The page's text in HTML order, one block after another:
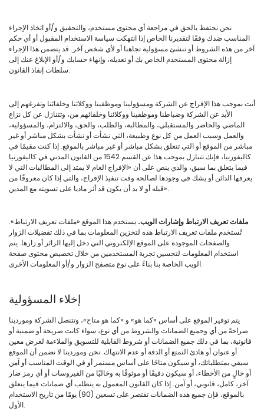
نحن نحتفظ بالحق في مراجعة أي محتوى مستخدم، والتحقيق و/أو اتخاذ الإجراء
المناسب ضدك وفقًا لتقديرنا الخاص إذا انتهكت سياسة الاستخدام المقبول أو أي حكم
آخر من هذه الشروط أو تنشئ مسؤولية تجاهنا أو لأي شخص آخر. قد يتضمن هذا الإجراء
إزالة محتوى المستخدم الخاص بك أو تعديله، وإنهاء حسابك و/أو الإبلاغ عنك إلى
سلطات إنفاذ القانون.
أنت بموجب هذا الإفراج عن الشركة ومسؤولينا وموظفينا ووكلائنا وخلفائنا وتفرغهم إلى
الأبد عن الشركة وضباطنا وموظفينا ووكلائنا وخلفائهم من، وتتنازل عن كل نزاع
الماضي والحاضر والمستقبلي، والمطالبة، والطلب، والحق، والالتزام، والمسؤولية،
والعمل وسبب العمل من كل نوع وطبيعة، التي نشأت أو نشأت بشكل مباشر أو غير
مباشر من الموقع أو التي تتعلق بشكل مباشر أو غير مباشر بالموقع. إذا كنت مقيمًا في
كاليفورنيا، فإنك تتنازل بموجب هذا عن القسم 1542 من القانون المدني في كاليفورنيا
فيما يتعلق بما سبق، والذي ينص على أن «الإفراج العام لا يمتد إلى المطالبات التي لا
يعرفها الدائن أو يشك في وجودها لصالحه وقت تنفيذ الإفراج، والتي إذا كان معروفًا من
قبله أو لا بد أن يكون قد أثر ماديا على تسويته مع المدين».
ملفات تعريف الارتباط وإشارات الويب. يستخدم هذا الموقع «ملفات تعريف الارتباط».
تُستخدم ملفات تعريف الارتباط هذه لتخزين المعلومات بما في ذلك تفضيلات الزوار
والصفحات الموجودة على الموقع الإلكتروني التي دخل إليها الزائر أو زارها. يتم
استخدام المعلومات لتحسين تجربة المستخدمين من خلال تخصيص محتوى صفحة
الويب الخاصة بنا بناءً على نوع متصفح الزوار و/أو المعلومات الأخرى.
إخلاء المسؤولية
يتم توفير الموقع على أساس «كما هو» و «كما هو متاح»، وتتنصل الشركة وموردينا
صراحةً من أي وجميع الضمانات والشروط من أي نوع، سواء كانت صريحة أو ضمنية أو
قانونية، بما في ذلك جميع الضمانات أو شروط القابلية للتسويق والملاءمة لغرض معين
أو عنوان أو هادئ التمتع أو الدقة أو عدم الانتهاك. نحن وموردينا لا نضمن أن الموقع
سيفي بمتطلباتك، أو سيكون متاحًا على أساس مستمر أو في الوقت المناسب أو آمن
أو خالٍ من الأخطاء، أو سيكون دقيقًا أو موثوقًا به وخاليًا من الفيروسات أو أي رمز ضار
آخر، كامل، قانوني، أو آمن. إذا كان القانون المعمول به يتطلب أي ضمانات فيما يتعلق
بالموقع، فإن جميع هذه الضمانات تقتصر على تسعين (90) يومًا من تاريخ الاستخدام
الأول.